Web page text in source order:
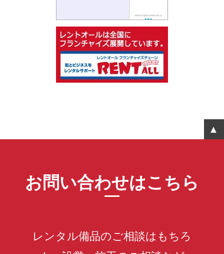
お問い合わせはこちら
レンタル備品のご相談はもちろ